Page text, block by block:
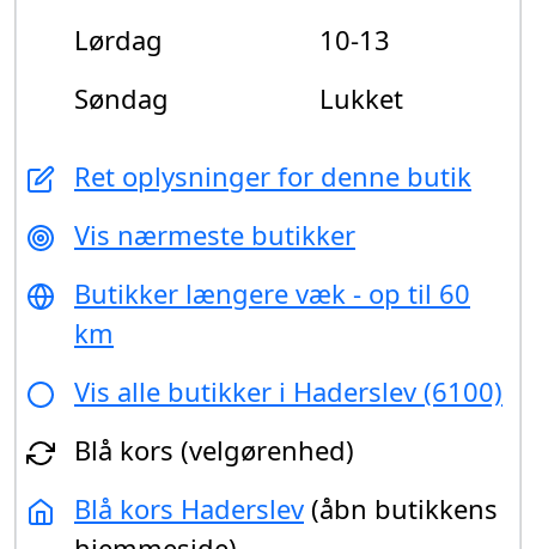
Lørdag
10-13
Søndag
Lukket
Ret oplysninger for denne butik
Vis nærmeste butikker
Butikker længere væk - op til 60
km
Vis alle butikker i Haderslev (6100)
Blå kors (velgørenhed)
Blå kors Haderslev (åbn butikkens